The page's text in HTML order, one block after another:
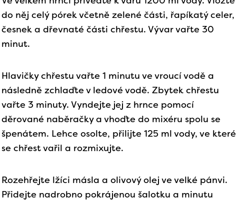
do něj celý pórek včetně zelené části, řapíkatý celer,
česnek a dřevnaté části chřestu. Vývar vařte 30
minut.
Hlavičky chřestu vařte 1 minutu ve vroucí vodě a
následně zchlaďte v ledové vodě. Zbytek chřestu
vařte 3 minuty. Vyndejte jej z hrnce pomocí
děrované naběračky a vhoďte do mixéru spolu se
špenátem. Lehce osolte, přilijte 125 ml vody, ve které
se chřest vařil a rozmixujte.
Rozehřejte lžíci másla a olivový olej ve velké pánvi.
Přidejte nadrobno pokrájenou šalotku a minutu